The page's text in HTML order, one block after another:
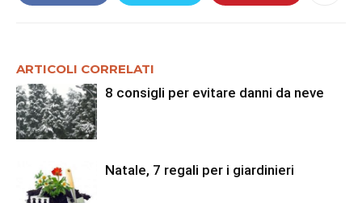
ARTICOLI CORRELATI
8 consigli per evitare danni da neve
Natale, 7 regali per i giardinieri